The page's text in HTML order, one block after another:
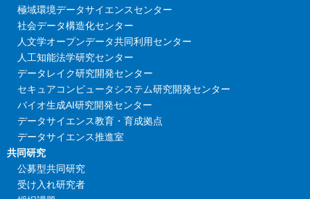
極域環境データサイエンスセンター
社会データ構造化センター
人文学オープンデータ共同利用センター
人工知能法学研究センター
データレイク研究開発センター
セキュアコンピュータシステム研究開発センター
バイオ生成AI研究開発センター
データサイエンス教育・育成拠点
データサイエンス推進室
共同研究
公募型共同研究
受け入れ研究者